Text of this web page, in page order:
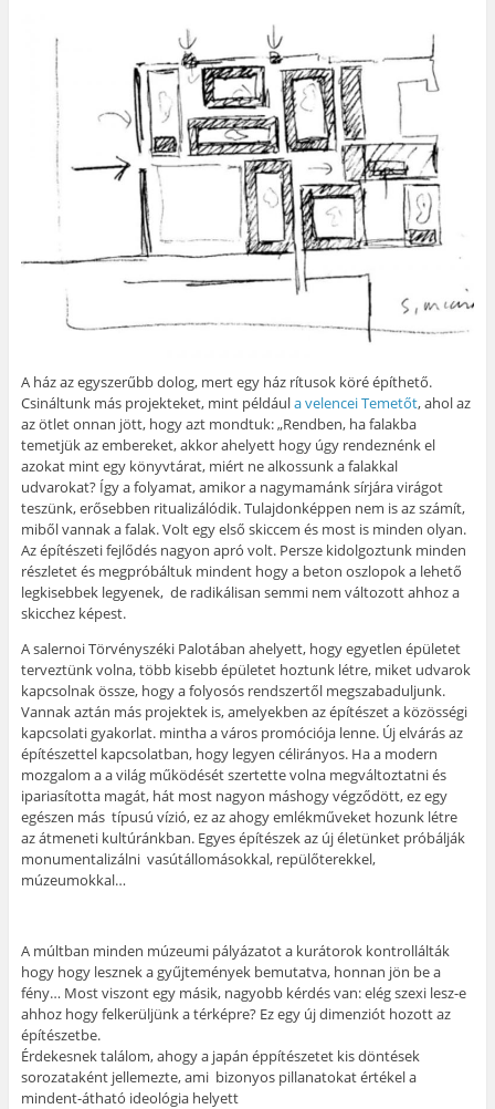
A ház az egyszerűbb dolog, mert egy ház rítusok köré építhető.
Csináltunk más projekteket, mint példáula velencei Temetőt, ahol az
az ötlet onnan jött, hogy azt mondtuk: „Rendben, ha falakba
temetjük az embereket, akkor ahelyett hogy úgy rendeznénk el
azokat mint egy könyvtárat, miért ne alkossunk a falakkal
udvarokat? Így a folyamat, amikor a nagymamánk sírjára virágot
teszünk, erősebben ritualizálódik. Tulajdonképpen nem is az számít,
miből vannak a falak. Volt egy első skiccem és most is minden olyan.
Az építészeti fejlődés nagyon apró volt. Persze kidolgoztunk minden
részletet és megpróbáltuk mindent hogy a beton oszlopok a lehető
legkisebbek legyenek, de radikálisan semmi nem változott ahhoz a
skicchez képest.
A salernoi Törvényszéki Palotában ahelyett, hogy egyetlen épületet
terveztünk volna, több kisebb épületet hoztunk létre, miket udvarok
kapcsolnak össze, hogy a folyosós rendszertől megszabaduljunk.
Vannak aztán más projektek is, amelyekben az építészet a közösségi
kapcsolati gyakorlat. mintha a város promóciója lenne. Új elvárás az
építészettel kapcsolatban, hogy legyen célirányos. Ha a modern
mozgalom a a világ működését szertette volna megváltoztatni és
ipariasította magát, hát most nagyon máshogy végződött, ez egy
egészen más típusú vízió, ez az ahogy emlékműveket hozunk létre
az átmeneti kultúránkban. Egyes építészek az új életünket próbálják
monumentalizálni vasútállomásokkal, repülőterekkel,
múzeumokkal…
A múltban minden múzeumi pályázatot a kurátorok kontrollálták
hogy hogy lesznek a gyűjtemények bemutatva, honnan jön be a
fény… Most viszont egy másik, nagyobb kérdés van: elég szexi lesz-e
ahhoz hogy felkerüljünk a térképre? Ez egy új dimenziót hozott az
építészetbe.
Érdekesnek találom, ahogy a japán éppítészetet kis döntések
sorozataként jellemezte, ami bizonyos pillanatokat értékel a
mindent-átható ideológia helyett